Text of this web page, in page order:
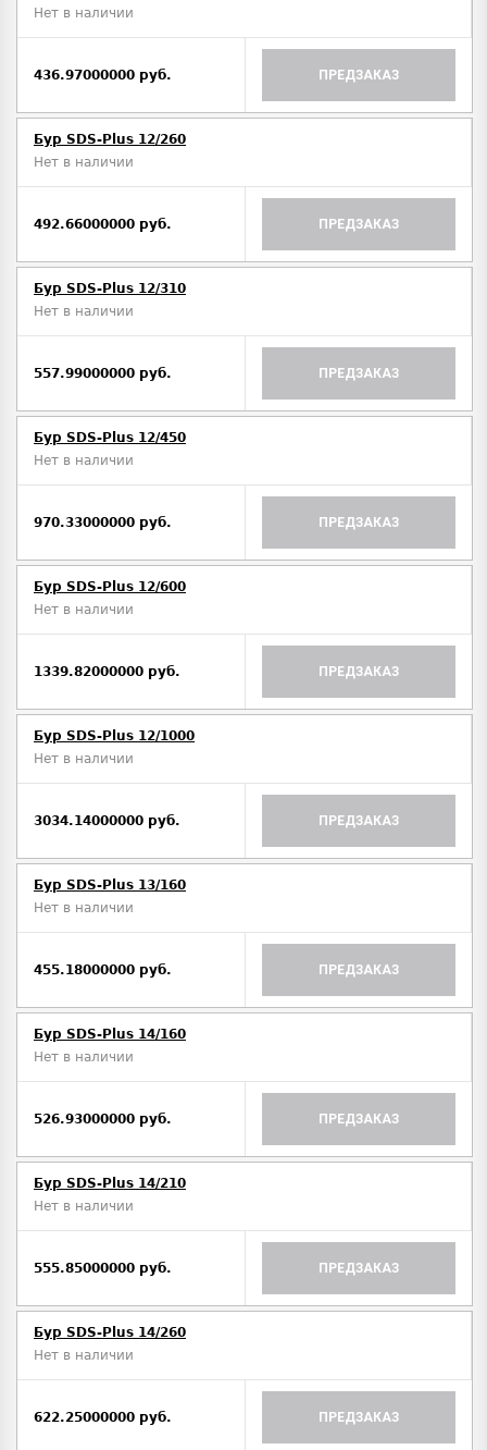
Нет в наличии
436.97000000 руб. ПРЕДЗАКАЗ
Бур SDS-Plus 12/260
Нет в наличии
492.66000000 руб. ПРЕДЗАКАЗ
Бур SDS-Plus 12/310
Нет в наличии
557.99000000 руб. ПРЕДЗАКАЗ
Бур SDS-Plus 12/450
Нет в наличии
970.33000000 руб. ПРЕДЗАКАЗ
Бур SDS-Plus 12/600
Нет в наличии
1339.82000000 руб. ПРЕДЗАКАЗ
Бур SDS-Plus 12/1000
Нет в наличии
3034.14000000 руб. ПРЕДЗАКАЗ
Бур SDS-Plus 13/160
Нет в наличии
455.18000000 руб. ПРЕДЗАКАЗ
Бур SDS-Plus 14/160
Нет в наличии
526.93000000 руб. ПРЕДЗАКАЗ
Бур SDS-Plus 14/210
Нет в наличии
555.85000000 руб. ПРЕДЗАКАЗ
Бур SDS-Plus 14/260
Нет в наличии
622.25000000 руб. ПРЕДЗАКАЗ